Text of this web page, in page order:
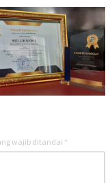
wajib ditandai *